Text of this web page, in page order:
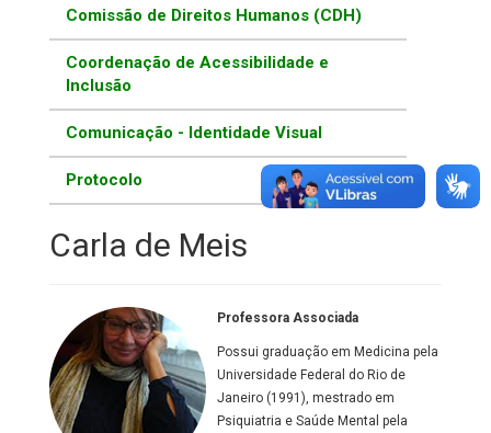
Comissão de Direitos Humanos (CDH)
Coordenação de Acessibilidade e
Inclusão
Comunicação - Identidade Visual
Protocolo
Carla de Meis
Professora Associada
Possui graduação em Medicina pela
Universidade Federal do Rio de
Janeiro (1991), mestrado em
Psiquiatria e Saúde Mental pela